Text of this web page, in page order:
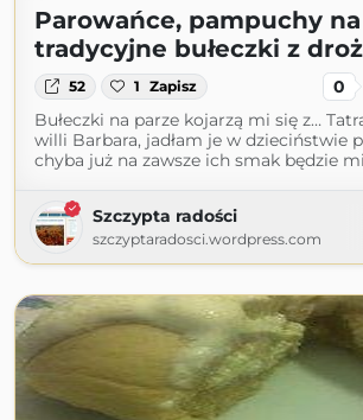
Parowańce, pampuchy
tradycyjne bułeczki z
52 1 Zapisz 0
Bułeczki na parze kojarzą mi się z…
willi Barbara, jadłam je w dzieciństwie
chyba już na zawsze ich smak będzie mi
Szczypta radości
szczyptaradosci.wordpress.com